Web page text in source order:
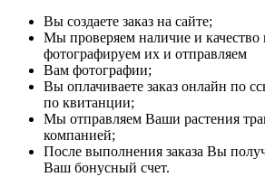
Вы создаете заказ на сайте;
Мы проверяем наличие и качество
фотографируем их и отправляем
Вам фотографии;
Вы оплачиваете заказ онлайн по
по квитанции;
Мы отправляем Ваши растения
компанией;
После выполнения заказа Вы
Ваш бонусный счет.